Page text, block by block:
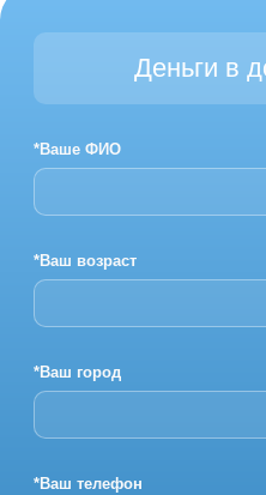
Деньги в
*Ваше ФИО
*Ваш возраст
*Ваш город
*Ваш телефон